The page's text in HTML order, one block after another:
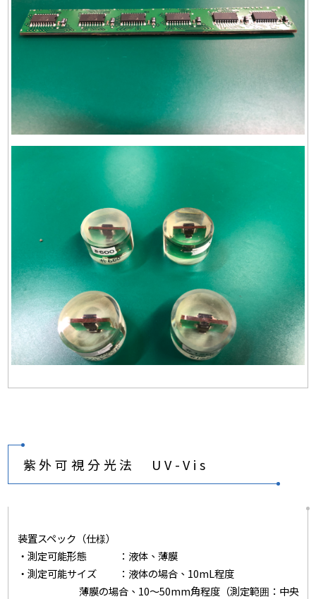
紫外可視分光法 UV-Vis
装置スペック（仕様）
・測定可能形態 ：液体、薄膜
・測定可能サイズ ：液体の場合、10mL程度
薄膜の場合、10～50mm角程度（測定範囲：中央